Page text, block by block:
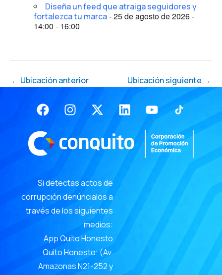
Diseña un feed que atraiga seguidores y
fortalezca tu marca- 25 de agosto de 2026 -
14:00 - 16:00
← Ubicación anterior Ubicación siguiente →
FacebookInstagram
X-
twitter
LinkedinYoutube
Si detectas actos de
corrupción denúncialos a
través de los siguientes
medios:
App Quito Honesto
Quito Honesto: (Av.
Amazonas N21-252 y